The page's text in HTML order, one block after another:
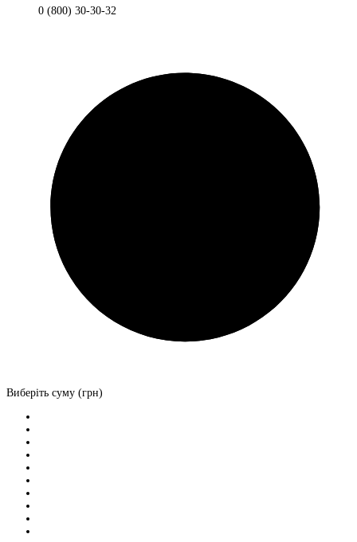
0 (800) 30-30-32
Виберіть суму (грн)